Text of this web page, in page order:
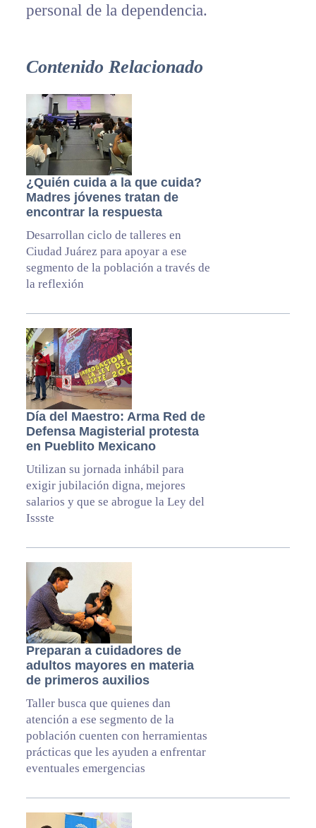
personal de la dependencia.
Contenido Relacionado
¿Quién cuida a la que cuida?
Madres jóvenes tratan de
encontrar la respuesta
Desarrollan ciclo de talleres en
Ciudad Juárez para apoyar a ese
segmento de la población a través de
la reflexión
Día del Maestro: Arma Red de
Defensa Magisterial protesta
en Pueblito Mexicano
Utilizan su jornada inhábil para
exigir jubilación digna, mejores
salarios y que se abrogue la Ley del
Issste
Preparan a cuidadores de
adultos mayores en materia
de primeros auxilios
Taller busca que quienes dan
atención a ese segmento de la
población cuenten con herramientas
prácticas que les ayuden a enfrentar
eventuales emergencias